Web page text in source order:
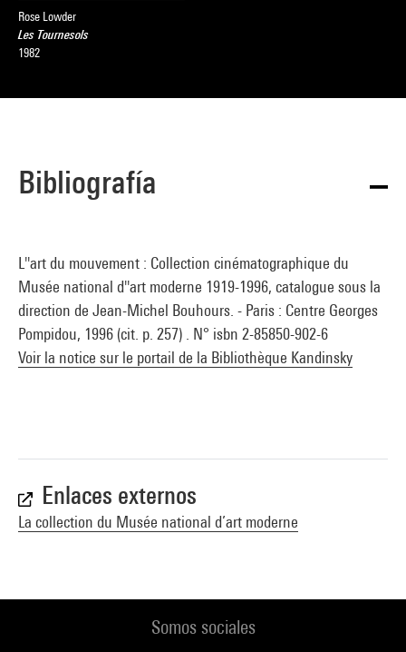
Rose Lowder
Les Tournesols
1982
Bibliografía
L''art du mouvement : Collection cinématographique du
Musée national d''art moderne 1919-1996, catalogue sous la
direction de Jean-Michel Bouhours. - Paris : Centre Georges
Pompidou, 1996 (cit. p. 257) . N° isbn 2-85850-902-6
Voir la notice sur le portail de la Bibliothèque Kandinsky
Enlaces externos
La collection du Musée national d’art moderne
Somos sociales